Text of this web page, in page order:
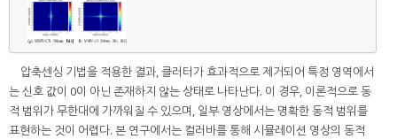
압축센싱 기법을 적용한 결과, 클러터가 효과적으로 제거되어 특정 영역에서
는 신호 값이 0이 아닌 존재하지 않는 상태로 나타난다. 이 경우, 이론적으로 동
적 범위가 무한대에 가까워질 수 있으며, 일부 영상에서는 명확한 동적 범위를
표현하는 것이 어렵다. 본 연구에서는 컬러바를 통해 시뮬레이션 영상의 동적